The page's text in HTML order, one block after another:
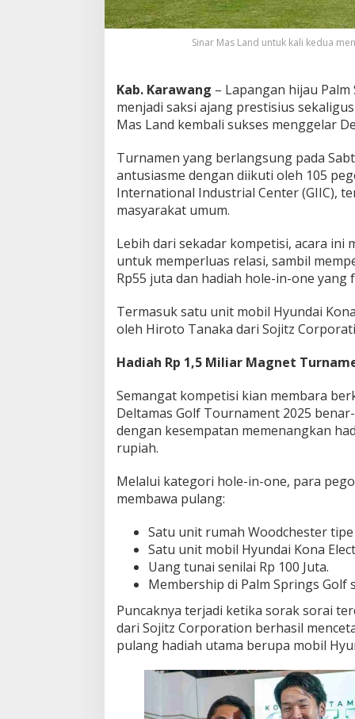
b
i
l
r
i
S
e
t
e
l
h
H
o
l
-
i
-
O
e
d
i
m
S
r
i
n
g
s
Sinar Mas Land untuk kali kedua
Kab. Karawang – Lapangan hijau
menjadi saksi ajang prestisius
Mas Land kembali sukses menggelar
Turnamen yang berlangsung pada
antusiasme dengan diikuti oleh 105
International Industrial Center (GIIC),
masyarakat umum.
Lebih dari sekadar kompetisi, acara
untuk memperluas relasi, sambil
Rp55 juta dan hadiah hole-in-one yang
Termasuk satu unit mobil Hyundai
oleh Hiroto Tanaka dari Sojitz
Hadiah Rp 1,5 Miliar Magnet
Semangat kompetisi kian membara
Deltamas Golf Tournament 2025
dengan kesempatan memenangkan
rupiah.
Melalui kategori hole-in-one, para
membawa pulang:
Satu unit rumah Woodchester
Satu unit mobil Hyundai Kona
Uang tunai senilai Rp 100 Juta.
Membership di Palm Springs Golf
Puncaknya terjadi ketika sorak sorai
dari Sojitz Corporation berhasil
pulang hadiah utama berupa mobil